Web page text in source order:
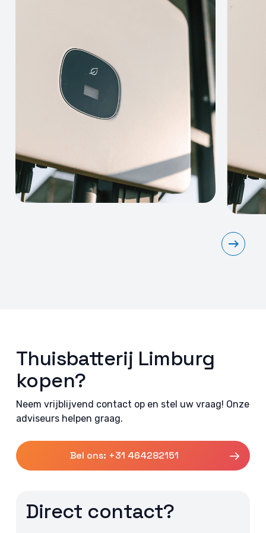
Thuisbatterij Limburg
kopen?
Neem vrijblijvend contact op en stel uw vraag! Onze
adviseurs helpen graag.
Bel ons: +31 464282151
Direct contact?